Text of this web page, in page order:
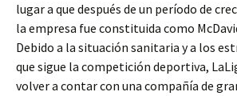
lugar a que después de un período de
la empresa fue constituida como
Debido a la situación sanitaria y a los
que sigue la competición deportiva,
volver a contar con una compañía de